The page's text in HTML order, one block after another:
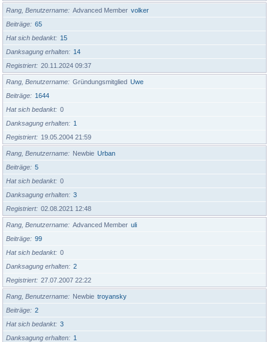
Rang, Benutzername Advanced Member volker
Beiträge
65
Hat sich bedankt
15
Danksagung erhalten
14
Registriert
20.11.2024 09:37
Rang, Benutzername Gründungsmitglied Uwe
Beiträge
1644
Hat sich bedankt
0
Danksagung erhalten
1
Registriert
19.05.2004 21:59
Rang, Benutzername Newbie Urban
Beiträge
5
Hat sich bedankt
0
Danksagung erhalten
3
Registriert
02.08.2021 12:48
Rang, Benutzername Advanced Member uli
Beiträge
99
Hat sich bedankt
0
Danksagung erhalten
2
Registriert
27.07.2007 22:22
Rang, Benutzername Newbie troyansky
Beiträge
2
Hat sich bedankt
3
Danksagung erhalten
1